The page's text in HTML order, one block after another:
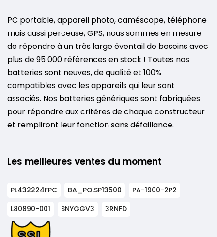
PC portable, appareil photo, caméscope, téléphone
mais aussi perceuse, GPS, nous sommes en mesure
de répondre à un très large éventail de besoins avec
plus de 95 000 références en stock ! Toutes nos
batteries sont neuves, de qualité et 100%
compatibles avec les appareils qui leur sont
associés. Nos batteries génériques sont fabriquées
pour répondre aux critères de chaque constructeur
et rempliront leur fonction sans défaillance.
Les meilleures ventes du moment
PL432224FPC BA_PO.SP13500
PA-1900-2P2
L80890-001
SNYGGV3 3RNFD